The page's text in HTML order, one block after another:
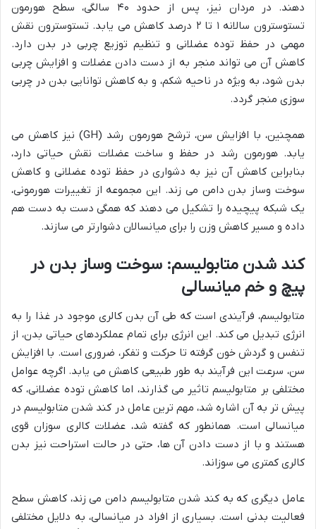
دهند. در مردان نیز، پس از حدود ۴۰ سالگی، سطح هورمون
تستوسترون سالانه ۱ تا ۲ درصد کاهش می یابد. تستوسترون نقش
مهمی در حفظ توده عضلانی و تنظیم توزیع چربی در بدن دارد.
کاهش آن می تواند منجر به از دست دادن عضلات و افزایش چربی
بدن شود، به ویژه در ناحیه شکم، و به کاهش توانایی بدن در چربی
سوزی منجر گردد.
همچنین، با افزایش سن، ترشح هورمون رشد (GH) نیز کاهش می
یابد. هورمون رشد در حفظ و ساخت عضلات نقش حیاتی دارد،
بنابراین کاهش آن نیز به دشواری در حفظ توده عضلانی و کاهش
سوخت وساز بدن دامن می زند. این مجموعه از تغییرات هورمونی،
یک شبکه پیچیده را تشکیل می دهند که همگی دست به دست هم
داده و مسیر کاهش وزن را برای میانسالان دشوارتر می سازند.
کند شدن متابولیسم: سوخت وساز بدن در
پیچ و خم میانسالی
متابولیسم، فرآیندی است که طی آن بدن کالری موجود در غذا را به
انرژی تبدیل می کند. این انرژی برای تمام عملکردهای حیاتی بدن، از
تنفس و گردش خون گرفته تا حرکت و تفکر، ضروری است. با افزایش
سن، سرعت این فرآیند به طور طبیعی کاهش می یابد. اگرچه عوامل
مختلفی بر متابولیسم تاثیر می گذارند، اما کاهش توده عضلانی، که
پیش تر به آن اشاره شد، مهم ترین عامل در کند شدن متابولیسم در
میانسالی است. همانطور که گفته شد، عضلات کالری سوزان قوی
هستند و با از دست دادن آن ها، حتی در حالت استراحت نیز بدن
کالری کمتری می سوزاند.
عامل دیگری که به کند شدن متابولیسم دامن می زند، کاهش سطح
فعالیت بدنی است. بسیاری از افراد در میانسالی، به دلایل مختلفی